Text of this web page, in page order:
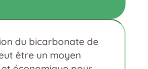
du bicarbonate de
être un moyen